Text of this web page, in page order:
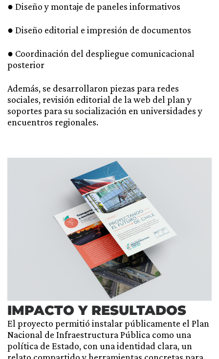
● Diseño y montaje de paneles informativos
● Diseño editorial e impresión de documentos
● Coordinación del despliegue comunicacional
posterior
Además, se desarrollaron piezas para redes
sociales, revisión editorial de la web del plan y
soportes para su socialización en universidades y
encuentros regionales.
IMPACTO Y RESULTADOS
El proyecto permitió instalar públicamente el Plan
Nacional de Infraestructura Pública como una
política de Estado, con una identidad clara, un